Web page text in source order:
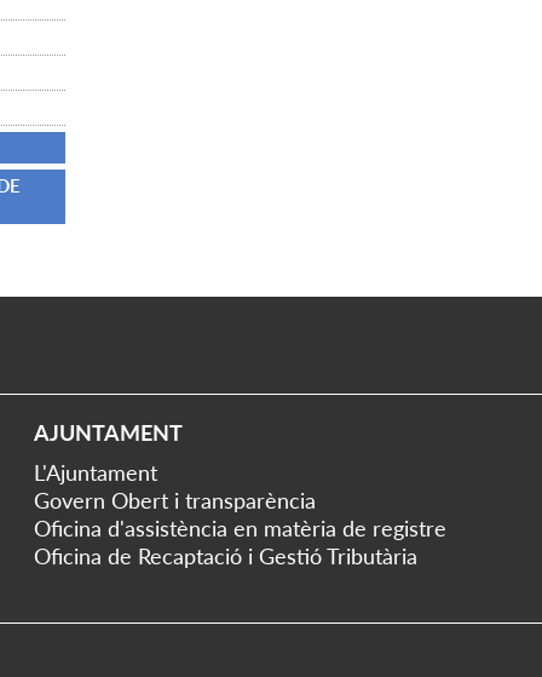
AJUNTAMENT
L'Ajuntament
Govern Obert i transparència
Oficina d'assistència en matèria de registre
Oficina de Recaptació i Gestió Tributària